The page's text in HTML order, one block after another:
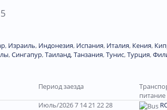
, Израиль, Индонезия, Испания, Италия, Кения,
,Сингапур,Таиланд,Танзания,Тунис,Турция,
Период заезда
питание
Июль/2026 7 14 21 22 28